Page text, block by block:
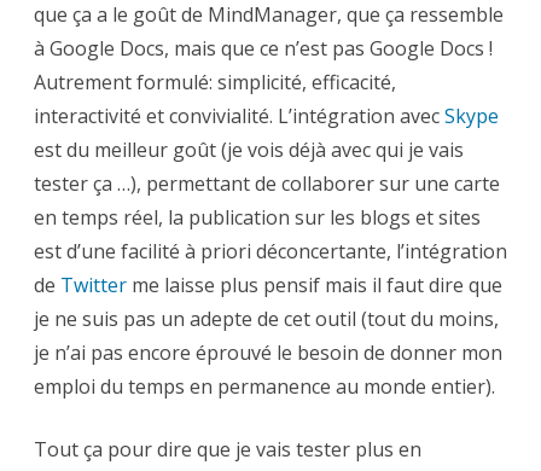
que ça a le goût de MindManager, que ça ressemble
à Google Docs, mais que ce n’est pas Google Docs !
Autrement formulé: simplicité, efficacité,
interactivité et convivialité. L’intégration avecSkype
est du meilleur goût (je vois déjà avec qui je vais
tester ça …), permettant de collaborer sur une carte
en temps réel, la publication sur les blogs et sites
est d’une facilité à priori déconcertante, l’intégration
de Twitter me laisse plus pensif mais il faut dire que
je ne suis pas un adepte de cet outil (tout du moins,
je n’ai pas encore éprouvé le besoin de donner mon
emploi du temps en permanence au monde entier).
Tout ça pour dire que je vais tester plus en